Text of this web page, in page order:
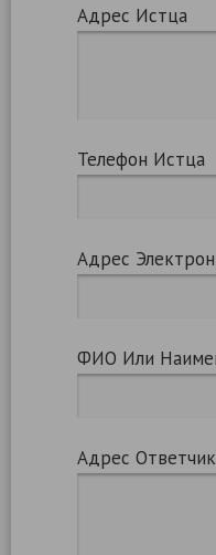
Адрес Истца
Телефон Истца
Адрес
ФИО Или
Адрес